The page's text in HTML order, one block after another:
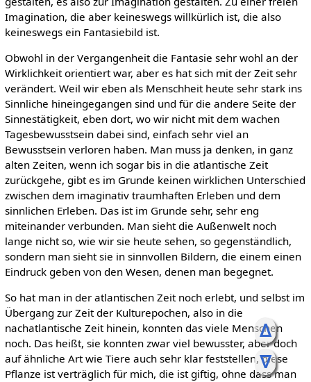
ᐃ
ᐁ
Imagination, die aber keineswegs willkürlich ist, die also
keineswegs ein Fantasiebild ist.
Obwohl in der Vergangenheit die Fantasie sehr wohl an der
Wirklichkeit orientiert war, aber es hat sich mit der Zeit sehr
verändert. Weil wir eben als Menschheit heute sehr stark ins
Sinnliche hineingegangen sind und für die andere Seite der
Sinnestätigkeit, eben dort, wo wir nicht mit dem wachen
Tagesbewusstsein dabei sind, einfach sehr viel an
Bewusstsein verloren haben. Man muss ja denken, in ganz
alten Zeiten, wenn ich sogar bis in die atlantische Zeit
zurückgehe, gibt es im Grunde keinen wirklichen Unterschied
zwischen dem imaginativ traumhaften Erleben und dem
sinnlichen Erleben. Das ist im Grunde sehr, sehr eng
miteinander verbunden. Man sieht die Außenwelt noch
lange nicht so, wie wir sie heute sehen, so gegenständlich,
sondern man sieht sie in sinnvollen Bildern, die einem einen
Eindruck geben von den Wesen, denen man begegnet.
So hat man in der atlantischen Zeit noch erlebt, und selbst im
Übergang zur Zeit der Kulturepochen, also in die
nachatlantische Zeit hinein, konnten das viele Menschen
noch. Das heißt, sie konnten zwar viel bewusster, aber doch
auf ähnliche Art wie Tiere auch sehr klar feststellen, diese
Pflanze ist verträglich für mich, die ist giftig, ohne dass man